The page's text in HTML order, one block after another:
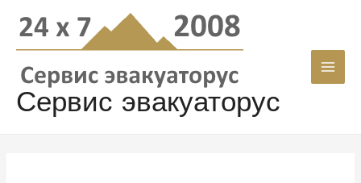
содержимому
Сервис эвакуаторус